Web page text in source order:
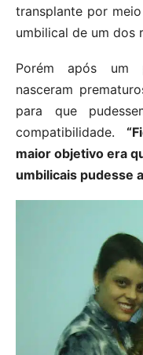
transplante por
umbilical de um dos
Porém após um
nasceram
para que
compatibilidade.
maior objetivo era
umbilicais pudesse